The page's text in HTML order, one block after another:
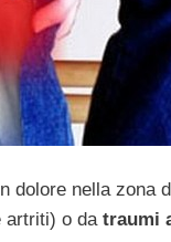
dolore nella zona
artriti) o da traumi